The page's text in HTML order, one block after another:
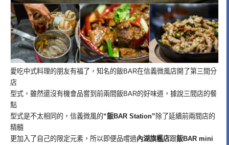
愛吃中式料理的朋友有福了，知名的飯BAR在信義微風店開了第三間分
店
型式，雖然還沒有機會品嘗到前兩間飯BAR的好味道，據說三間店的餐
點
型式是不太相同的，信義微風的“飯BAR Station” 除了延續前兩間店的
精髓
更加入了自己的限定元素，所以即便品嚐過內湖旗艦店跟飯BAR mini